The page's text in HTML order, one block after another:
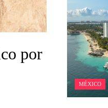
por
MÉXICO